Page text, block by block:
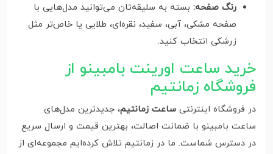
رنگ صفحه: بسته به سلیقه‌تان می‌توانید مدل‌هایی با
صفحه مشکی، آبی، سفید، نقره‌ای، طلایی یا خاص‌تر مثل
زرشکی انتخاب کنید.
خرید ساعت اورینت بامبینو از
فروشگاه زمانتیم
در فروشگاه اینترنتی ساعت زمانتیم، جدیدترین مدل‌های
ساعت بامبینو با ضمانت اصالت، بهترین قیمت و ارسال سریع
در دسترس شماست. ما در زمانتیم تلاش کرده‌ایم مجموعه‌ای از